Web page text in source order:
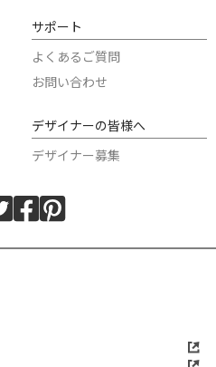
サポート
よくあるご質問
お問い合わせ
デザイナーの皆様へ
デザイナー募集